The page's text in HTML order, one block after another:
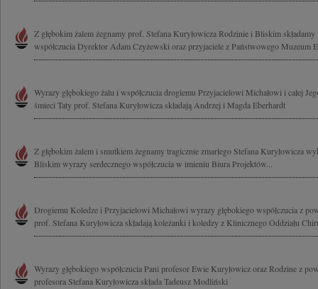
Z głębokim żalem żegnamy prof. Stefana Kuryłowicza Rodzinie i Bliskim składamy
współczucia Dyrektor Adam Czyżewski oraz przyjaciele z Państwowego Muzeum
Wyrazy głębokiego żalu i współczucia drogiemu Przyjacielowi Michałowi i całej
śmieci Taty prof. Stefana Kuryłowicza składają Andrzej i Magda Eberhardt
Z głębokim żalem i smutkiem żegnamy tragicznie zmarłego Stefana Kuryłowicza
Bliskim wyrazy serdecznego współczucia w imieniu Biura Projektów...
Drogiemu Koledze i Przyjacielowi Michałowi wyrazy głębokiego współczucia z
prof. Stefana Kuryłowicza składają koleżanki i koledzy z Klinicznego Oddziału
Wyrazy głębokiego współczucia Pani profesor Ewie Kuryłowicz oraz Rodzine z
profesora Stefana Kuryłowicza składa Tadeusz Modliński